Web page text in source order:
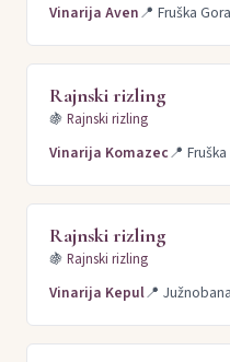
Vinarija Aven📍 Fruška Gora
Rajnski rizling
🍇 Rajnski rizling
Vinarija Komazec📍
Rajnski rizling
🍇 Rajnski rizling
Vinarija Kepul📍